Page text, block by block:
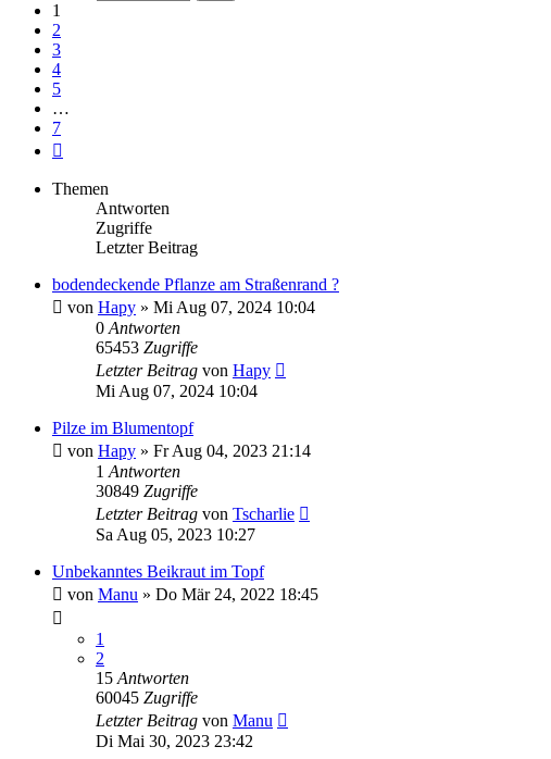
1
2
3
4
5
…
7
Themen
Antworten
Zugriffe
Letzter Beitrag
bodendeckende Pflanze am Straßenrand ?
von Hapy » Mi Aug 07, 2024 10:04
0 Antworten
65453 Zugriffe
Letzter Beitrag von Hapy
Mi Aug 07, 2024 10:04
Pilze im Blumentopf
von Hapy » Fr Aug 04, 2023 21:14
1 Antworten
30849 Zugriffe
Letzter Beitrag von Tscharlie
Sa Aug 05, 2023 10:27
Unbekanntes Beikraut im Topf
von Manu » Do Mär 24, 2022 18:45
1
2
15 Antworten
60045 Zugriffe
Letzter Beitrag von Manu
Di Mai 30, 2023 23:42